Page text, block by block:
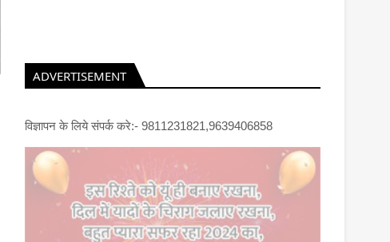
ADVERTISEMENT
विज्ञापन के लिये संपर्क करे:- 9811231821,9639406858